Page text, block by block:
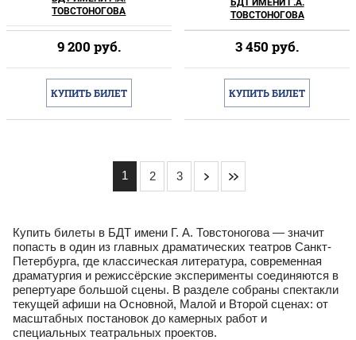
Купить билеты в БДТ имени Г. А. Товстоногова — значит
попасть в один из главных драматических театров Санкт-
Петербурга, где классическая литература, современная
драматургия и режиссёрские эксперименты соединяются в
репертуаре большой сцены. В разделе собраны спектакли
текущей афиши на Основной, Малой и Второй сценах: от
масштабных постановок до камерных работ и
специальных театральных проектов.
ТОВСТОНОГОВА
9 200 руб.
КУПИТЬ БИЛЕТ
ТОВСТОНОГОВА
3 450 руб.
КУПИТЬ БИЛЕТ
1 2 3